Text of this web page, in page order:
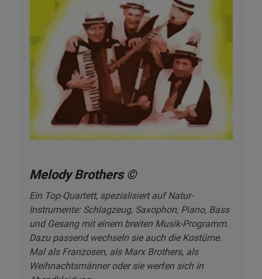
Melody Brothers ©
Ein Top-Quartett, spezialisiert auf Natur-
Instrumente: Schlagzeug, Saxophon, Piano, Bass
und Gesang mit einem breiten Musik-Programm.
Dazu passend wechseln sie auch die Kostüme.
Mal als Franzosen, als Marx Brothers, als
Weihnachtsmänner oder sie werfen sich in